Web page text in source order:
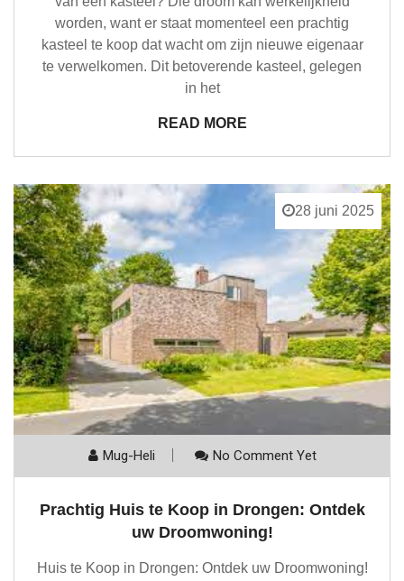
worden, want er staat momenteel een prachtig
kasteel te koop dat wacht om zijn nieuwe eigenaar
te verwelkomen. Dit betoverende kasteel, gelegen
in het
READ MORE
28 juni 2025
Mug-Heli No Comment Yet
Prachtig Huis te Koop in Drongen: Ontdek
uw Droomwoning!
Huis te Koop in Drongen: Ontdek uw Droomwoning!